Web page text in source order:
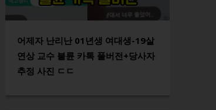
어제자 난리난 01년생 여대생-19살
연상 교수 불륜 카톡 풀버전+당사자
추정 사진 ㄷㄷ